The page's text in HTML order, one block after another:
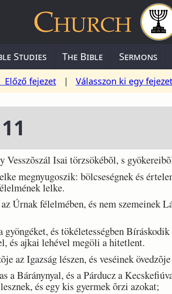
Studies The Bible Sermons
Előző fejezet | Válasszon ki egy
Vesszõszál Isai törzsökébõl, s
megnyugoszik: bölcseségnek és
lelke.
Úrnak félelmében, és nem szemeinek
gyöngéket, és tökéletességben
és ajkai lehével megöli a hitetlent.
az Igazság lészen, és veséinek
a Báránynyal, és a Párducz a
és egy kis gyermek õrzi azokat;